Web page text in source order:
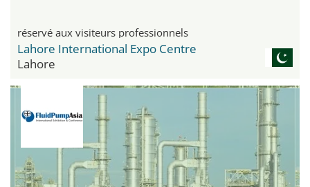
réservé aux visiteurs professionnels
Lahore International Expo Centre
Lahore